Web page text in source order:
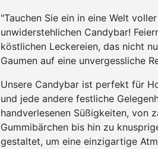
"Tauchen Sie ein in eine Welt
unwiderstehlichen Candybar!
köstlichen Leckereien, das nicht
Gaumen auf eine unvergessliche
Unsere Candybar ist perfekt für
und jede andere festliche
handverlesenen Süßigkeiten, von
Gummibärchen bis hin zu
gestaltet, um eine einzigartige